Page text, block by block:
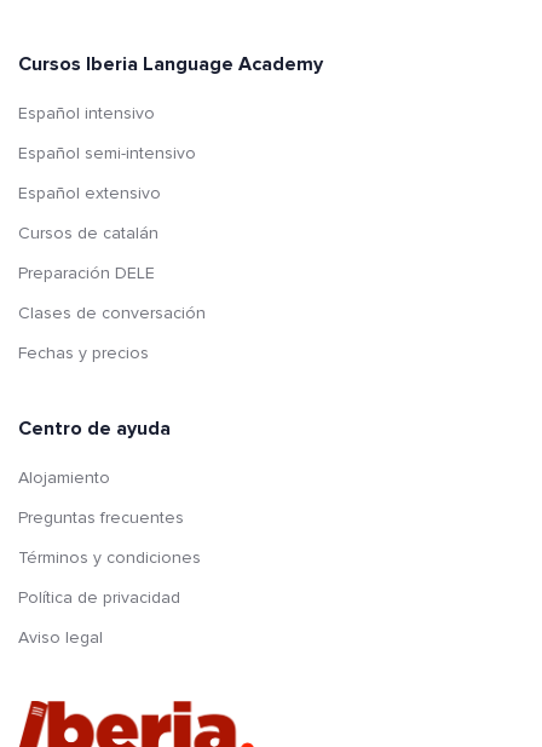
Cursos Iberia Language Academy
Español intensivo
Español semi-intensivo
Español extensivo
Cursos de catalán
Preparación DELE
Clases de conversación
Fechas y precios
Centro de ayuda
Alojamiento
Preguntas frecuentes
Términos y condiciones
Política de privacidad
Aviso legal